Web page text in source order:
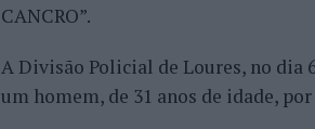
CANCRO”.
A Divisão Policial de Loures, no dia
um homem, de 31 anos de idade,